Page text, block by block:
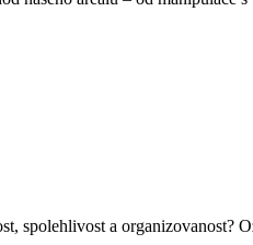
spolehlivost a organizovanost?